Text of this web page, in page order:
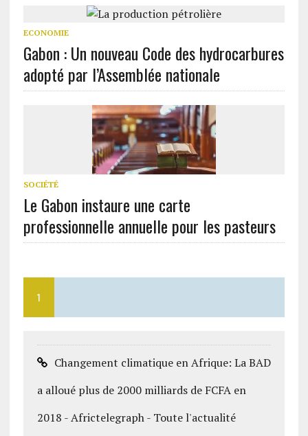
ECONOMIE
Gabon : Un nouveau Code des hydrocarbures
adopté par l’Assemblée nationale
SOCIÉTÉ
Le Gabon instaure une carte
professionnelle annuelle pour les pasteurs
1
Changement climatique en Afrique: La BAD
a alloué plus de 2000 milliards de FCFA en
2018 - Africtelegraph - Toute l'actualité